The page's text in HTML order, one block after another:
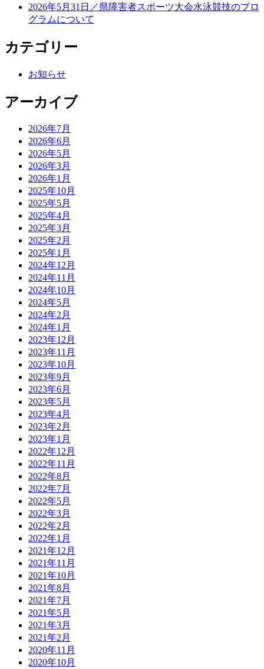
2026年5月31日／県障害者スポーツ大会水泳競技のプロ
グラムについて
カテゴリー
お知らせ
アーカイブ
2026年7月
2026年6月
2026年5月
2026年3月
2026年1月
2025年10月
2025年5月
2025年4月
2025年3月
2025年2月
2025年1月
2024年12月
2024年11月
2024年10月
2024年5月
2024年2月
2024年1月
2023年12月
2023年11月
2023年10月
2023年9月
2023年6月
2023年5月
2023年4月
2023年2月
2023年1月
2022年12月
2022年11月
2022年8月
2022年7月
2022年5月
2022年3月
2022年2月
2022年1月
2021年12月
2021年11月
2021年10月
2021年8月
2021年7月
2021年5月
2021年3月
2021年2月
2020年11月
2020年10月